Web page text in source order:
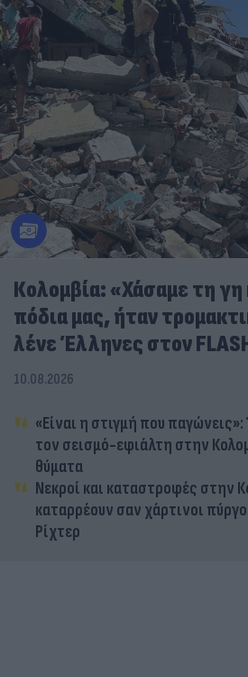
Κολομβία: «Χάσαμε τη
πόδια μας, ήταν
λένε Έλληνες στον
10.08.2026
«Είναι η στιγμή που
τον σεισμό-εφιάλτη στην
θύματα
Νεκροί και καταστροφές στην
καταρρέουν σαν χάρτινοι
Ρίχτερ